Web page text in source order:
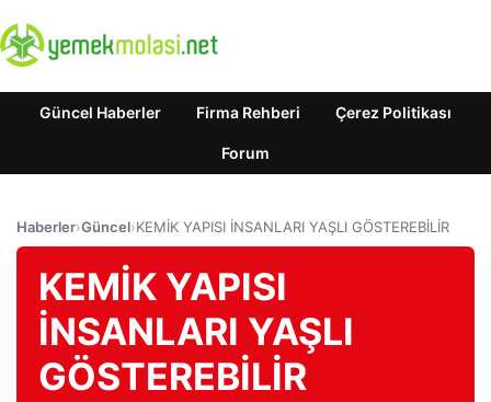
Güncel Haberler Firma Rehberi Çerez Politikası
Forum
Haberler›Güncel›KEMİK YAPISI İNSANLARI YAŞLI GÖSTEREBİLİR
KEMİK YAPISI
İNSANLARI YAŞLI
GÖSTEREBİLİR